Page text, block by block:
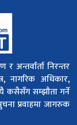
अन्तर्वार्ता निरन्तर
नागरिक अधिकार,
कसैसँग सम्झौता गर्ने
प्रवाहमा जागरुक